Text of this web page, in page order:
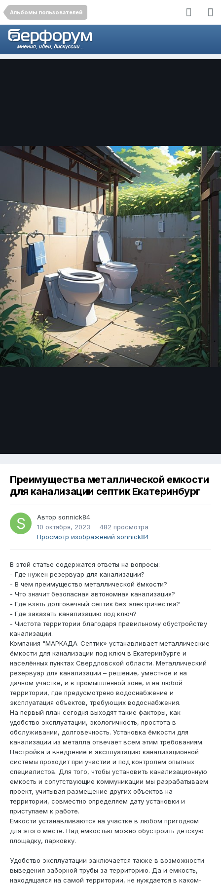
Альбомы пользователей
Преимущества металлической емкости
для канализации септик Екатеринбург
Автор sonnick84
10 октября, 2023
482 просмотра
Просмотр изображений sonnick84
В этой статье содержатся ответы на вопросы:
- Где нужен резервуар для канализации?
- В чем преимущество металлической ёмкости?
- Что значит безопасная автономная канализация?
- Где взять долговечный септик без электричества?
- Где заказать канализацию под ключ?
- Чистота территории благодаря правильному обустройству
канализации.
Компания "МАРКАДА-Септик» устанавливает металлические
ёмкости для канализации под ключ в Екатеринбурге и
населённых пунктах Свердловской области. Металлический
резервуар для канализации – решение, уместное и на
дачном участке, и в промышленной зоне, и на любой
территории, где предусмотрено водоснабжение и
эксплуатация объектов, требующих водоснабжения.
На первый план сегодня выходят такие факторы, как
удобство эксплуатации, экологичность, простота в
обслуживании, долговечность. Установка ёмкости для
канализации из металла отвечает всем этим требованиям.
Настройка и внедрение в эксплуатацию канализационной
системы проходит при участии и под контролем опытных
специалистов. Для того, чтобы установить канализационную
емкость и сопутствующие коммуникации мы разрабатываем
проект, учитывая размещение других объектов на
территории, совместно определяем дату установки и
приступаем к работе.
Емкости устанавливаются на участке в любом пригодном
для этого месте. Над ёмкостью можно обустроить детскую
площадку, парковку.
Удобство эксплуатации заключается также в возможности
выведения заборной трубы за территорию. Да и емкость,
находящаяся на самой территории, не нуждается в каком-